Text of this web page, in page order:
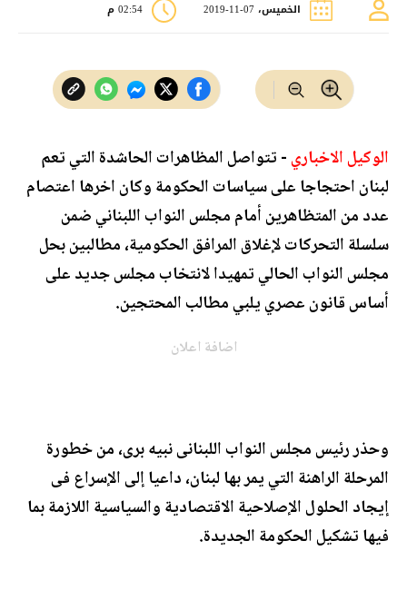
الخميس، 07-11-2019 02:54 م
الوكيل الاخباري- تتواصل المظاهرات الحاشدة التي تعم
لبنان احتجاجا على سياسات الحكومة وكان اخرها اعتصام
عدد من المتظاهرين أمام مجلس النواب اللبناني ضمن
سلسلة التحركات لإغلاق المرافق الحكومية، مطالبين بحل
مجلس النواب الحالي تمهيدا لانتخاب مجلس جديد على
أساس قانون عصري يلبي مطالب المحتجين.
اضافة اعلان
وحذر رئيس مجلس النواب اللبنانى نبيه برى، من خطورة
المرحلة الراهنة التي يمر بها لبنان، داعيا إلى الإسراع فى
إيجاد الحلول الإصلاحية الاقتصادية والسياسية اللازمة بما
فيها تشكيل الحكومة الجديدة.